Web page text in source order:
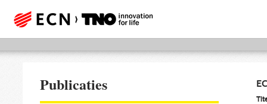
Publicaties